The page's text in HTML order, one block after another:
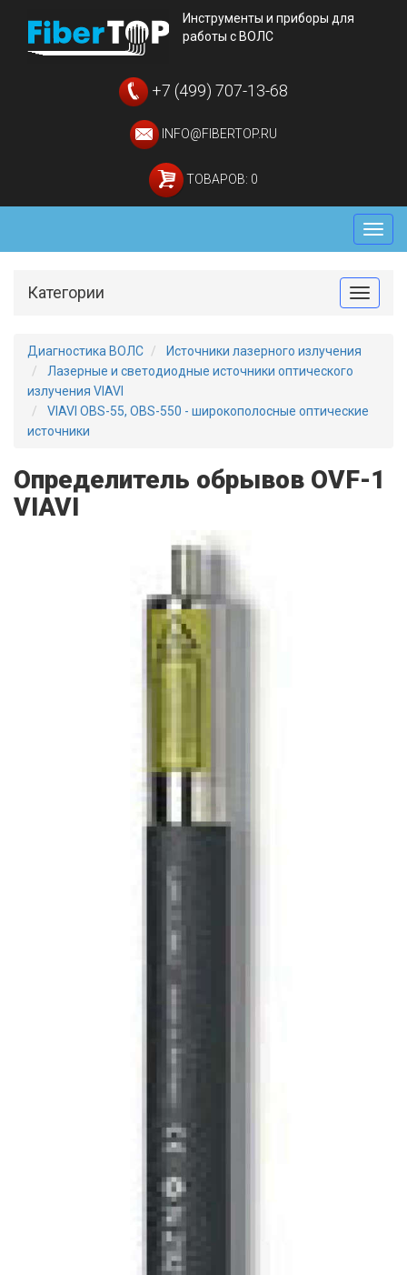
Инструменты и приборы для
работы с ВОЛС
+7 (499) 707-13-68
INFO@FIBERTOP.RU
ТОВАРОВ: 0
Меню
Toggle
Категории
Диагностика ВОЛС
Источники лазерного излучения
Лазерные и светодиодные источники оптического
излучения VIAVI
VIAVI OBS-55, OBS-550 - широкополосные оптические
источники
Определитель обрывов OVF-1
VIAVI